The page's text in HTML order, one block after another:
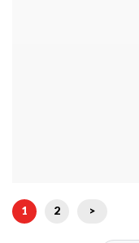
1 2 >